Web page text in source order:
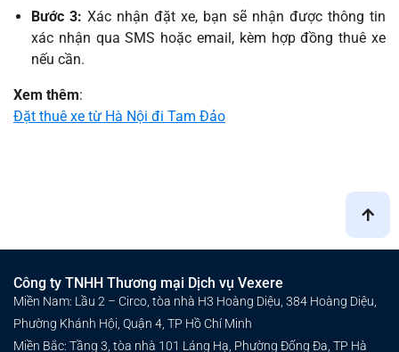
Bước 3: Xác nhận đặt xe, bạn sẽ nhận được thông tin
xác nhận qua SMS hoặc email, kèm hợp đồng thuê xe
nếu cần.
Xem thêm:
Đặt thuê xe từ Hà Nội đi Tam Đảo
Công ty TNHH Thương mại Dịch vụ Vexere
Miền Nam: Lầu 2 – Circo, tòa nhà H3 Hoàng Diệu, 384 Hoàng Diệu,
Phường Khánh Hội, Quận 4, TP Hồ Chí Minh
Miền Bắc: Tầng 3, tòa nhà 101 Láng Hạ, Phường Đống Đa, TP Hà